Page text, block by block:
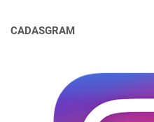
CADASGRAM